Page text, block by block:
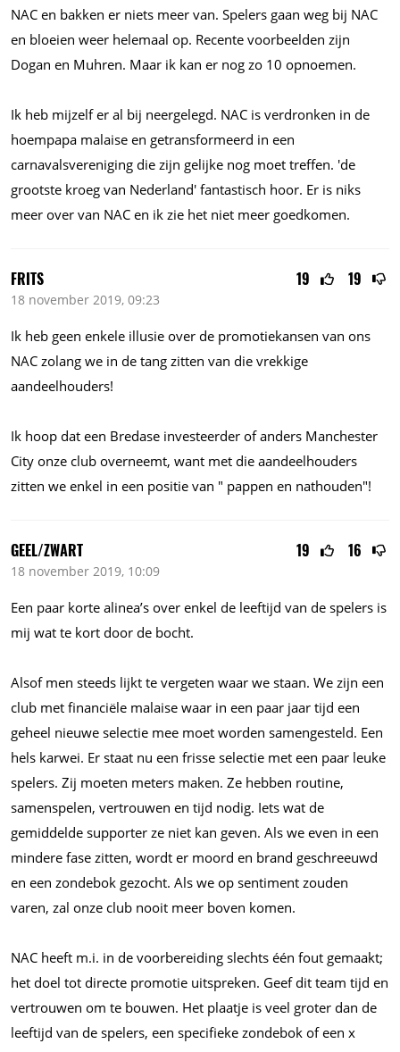
NAC en bakken er niets meer van. Spelers gaan weg bij NAC
en bloeien weer helemaal op. Recente voorbeelden zijn
Dogan en Muhren. Maar ik kan er nog zo 10 opnoemen.
Ik heb mijzelf er al bij neergelegd. NAC is verdronken in de
hoempapa malaise en getransformeerd in een
carnavalsvereniging die zijn gelijke nog moet treffen. 'de
grootste kroeg van Nederland' fantastisch hoor. Er is niks
meer over van NAC en ik zie het niet meer goedkomen.
19 19
FRITS
18 november 2019, 09:23
Ik heb geen enkele illusie over de promotiekansen van ons
NAC zolang we in de tang zitten van die vrekkige
aandeelhouders!
Ik hoop dat een Bredase investeerder of anders Manchester
City onze club overneemt, want met die aandeelhouders
zitten we enkel in een positie van " pappen en nathouden"!
19 16
GEEL/ZWART
18 november 2019, 10:09
Een paar korte alinea’s over enkel de leeftijd van de spelers is
mij wat te kort door de bocht.
Alsof men steeds lijkt te vergeten waar we staan. We zijn een
club met financiële malaise waar in een paar jaar tijd een
geheel nieuwe selectie mee moet worden samengesteld. Een
hels karwei. Er staat nu een frisse selectie met een paar leuke
spelers. Zij moeten meters maken. Ze hebben routine,
samenspelen, vertrouwen en tijd nodig. Iets wat de
gemiddelde supporter ze niet kan geven. Als we even in een
mindere fase zitten, wordt er moord en brand geschreeuwd
en een zondebok gezocht. Als we op sentiment zouden
varen, zal onze club nooit meer boven komen.
NAC heeft m.i. in de voorbereiding slechts één fout gemaakt;
het doel tot directe promotie uitspreken. Geef dit team tijd en
vertrouwen om te bouwen. Het plaatje is veel groter dan de
leeftijd van de spelers, een specifieke zondebok of een x